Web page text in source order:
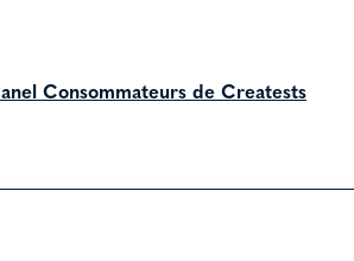
Consommateurs de Creatests